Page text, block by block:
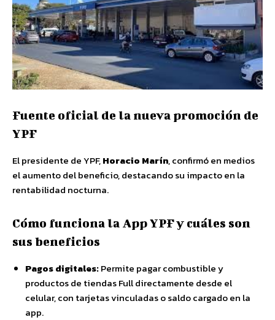
Fuente oficial de la nueva promoción de
YPF
El presidente de YPF,Horacio Marín, confirmó en medios
el aumento del beneficio, destacando su impacto en la
rentabilidad nocturna.
Cómo funciona la App YPF y cuáles son
sus beneficios
Pagos digitales:Permite pagar combustible y
productos de tiendas Full directamente desde el
celular, con tarjetas vinculadas o saldo cargado en la
app.